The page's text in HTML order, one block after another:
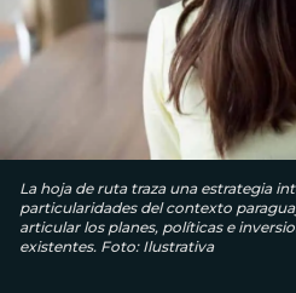
La hoja de ruta traza una estrategia
particularidades del contexto
articular los planes, políticas e
existentes. Foto: Ilustrativa